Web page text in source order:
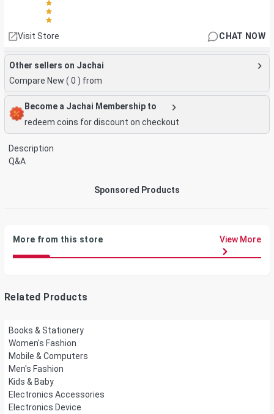
Visit Store CHAT NOW
Other sellers on Jachai
Compare New ( 0 ) from
Become a Jachai Membership to
redeem coins for discount on checkout
Description
Q&A
Sponsored Products
More from this store View More
Related Products
Books & Stationery
Women's Fashion
Mobile & Computers
Men's Fashion
Kids & Baby
Electronics Accessories
Electronics Device